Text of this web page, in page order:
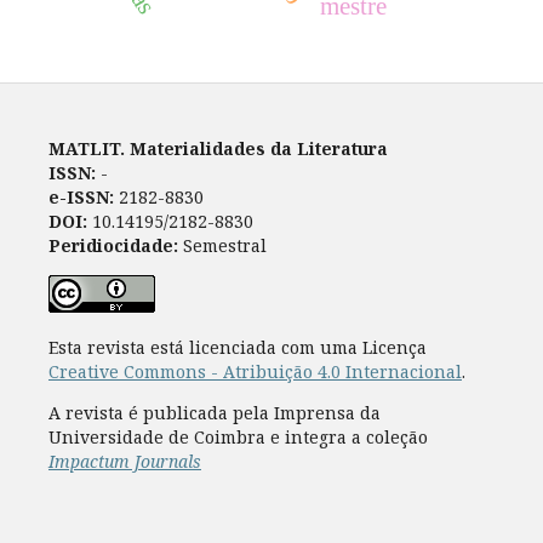
mestre
MATLIT. Materialidades da Literatura
ISSN: -
e-ISSN: 2182-8830
DOI: 10.14195/2182-8830
Peridiocidade: Semestral
Esta revista está licenciada com uma Licença
Creative Commons - Atribuição 4.0 Internacional.
A revista é publicada pela Imprensa da
Universidade de Coimbra e integra a coleção
Impactum Journals